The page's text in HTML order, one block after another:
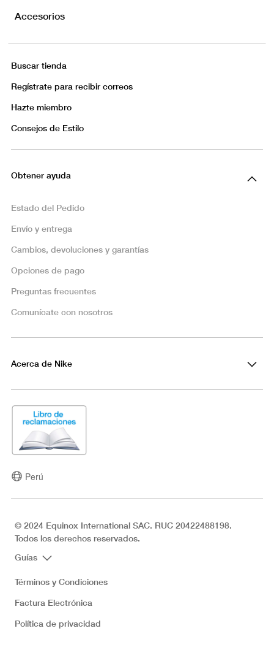
Accesorios
Buscar tienda
Regístrate para recibir correos
Hazte miembro
Consejos de Estilo
Obtener ayuda
Estado del Pedido
Envío y entrega
Cambios, devoluciones y garantías
Opciones de pago
Preguntas frecuentes
Comunícate con nosotros
Acerca de Nike
Perú
© 2024 Equinox International SAC. RUC 20422488198.
Todos los derechos reservados.
Guías
Términos y Condiciones
Factura Electrónica
Política de privacidad